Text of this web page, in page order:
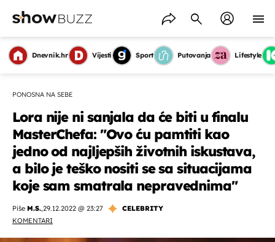
Dnevnik.hr Vijesti Sport Putovanja Lifestyle
PONOSNA NA SEBE
Lora nije ni sanjala da će biti u finalu
MasterChefa: "Ovo ću pamtiti kao
jedno od najljepših životnih iskustava,
a bilo je teško nositi se sa situacijama
koje sam smatrala nepravednima"
Piše M.S.,29.12.2022 @ 23:27
CELEBRITY
KOMENTARI
OMOGUĆI OBAVIJESTI